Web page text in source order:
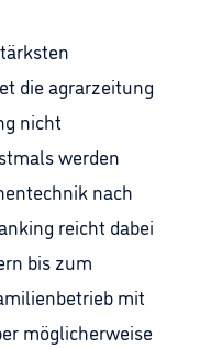
die agrarzeitung
nicht
werden
nach
reicht dabei
bis zum
mit
möglicherweise